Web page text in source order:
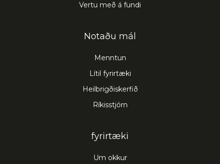
Vertu með á fundi
Notaðu mál
Menntun
Lítil fyrirtæki
Heilbrigðiskerfið
Ríkisstjórn
fyrirtæki
Um okkur